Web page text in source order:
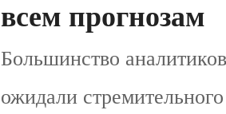
всем прогнозам
Большинство
ожидали